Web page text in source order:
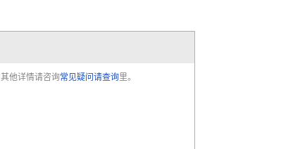
其他详情请咨询常见疑问请查询里。